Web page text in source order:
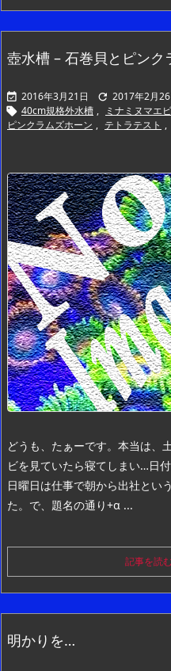
壺水槽 – 石巻貝とピンク
 2016年3月21日  2017年2月26
 40cm規格外水槽 , ミナミヌマエビ
ピンクラムズホーン , テトラテスト ,
どうも、たぁーです。 本当は、
ビを見ていたら寝てしまい…日
日曜日は仕事で朝から出社とい
た。 で、題名の通り+α ...
記事を読
明かりを…